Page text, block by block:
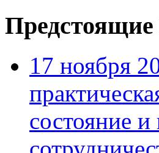
17 ноября
состояние